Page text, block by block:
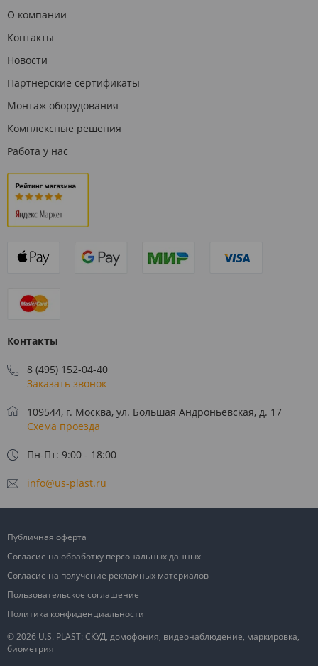
О компании
Контакты
Новости
Партнерские сертификаты
Монтаж оборудования
Комплексные решения
Работа у нас
Контакты
8 (495) 152-04-40
Заказать звонок
109544, г. Москва, ул. Большая Андроньевская, д. 17
Схема проезда
Пн-Пт: 9:00 - 18:00
info@us-plast.ru
© 2026 U.S. PLAST: СКУД, домофония, видеонаблюдение, маркировка,
биометрия
Публичная оферта
Согласие на обработку персональных данных
Согласие на получение рекламных материалов
Пользовательское соглашение
Политика конфиденциальности